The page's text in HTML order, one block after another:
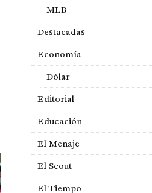
MLB
Destacadas
Economía
Dólar
Editorial
Educación
El Menaje
El Scout
El Tiempo